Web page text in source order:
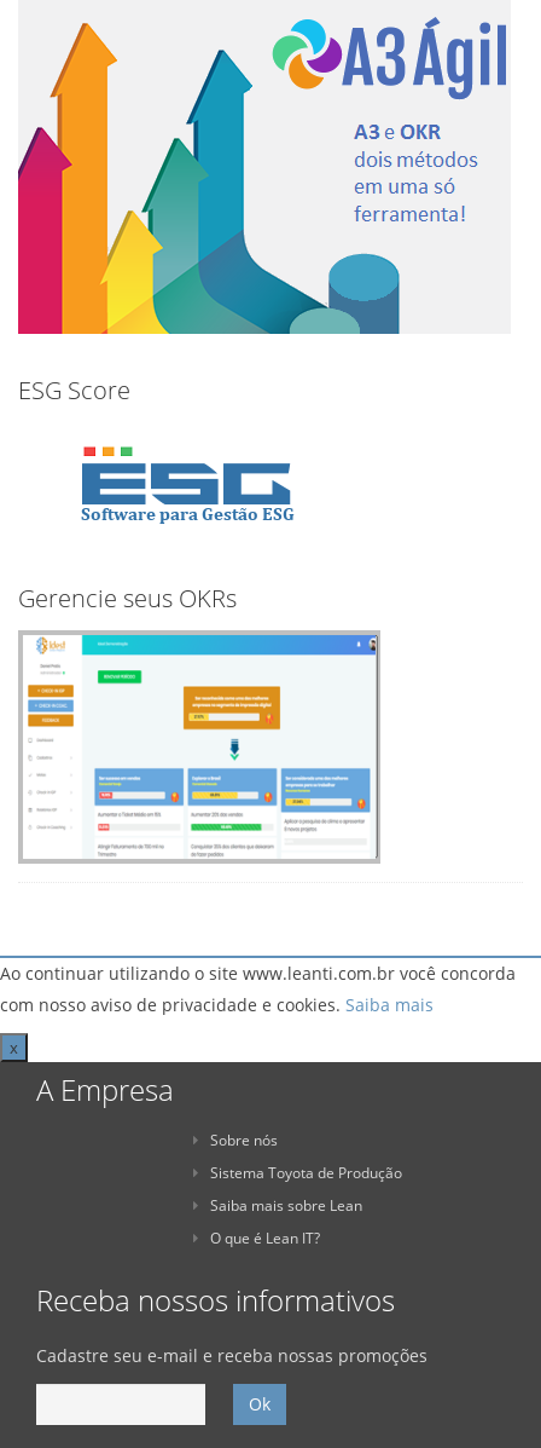
ESG Score
Gerencie seus OKRs
Ao continuar utilizando o site www.leanti.com.br você concorda
com nosso aviso de privacidade e cookies. Saiba mais
x
A Empresa
Sobre nós
Sistema Toyota de Produção
Saiba mais sobre Lean
O que é Lean IT?
Receba nossos informativos
Cadastre seu e-mail e receba nossas promoções